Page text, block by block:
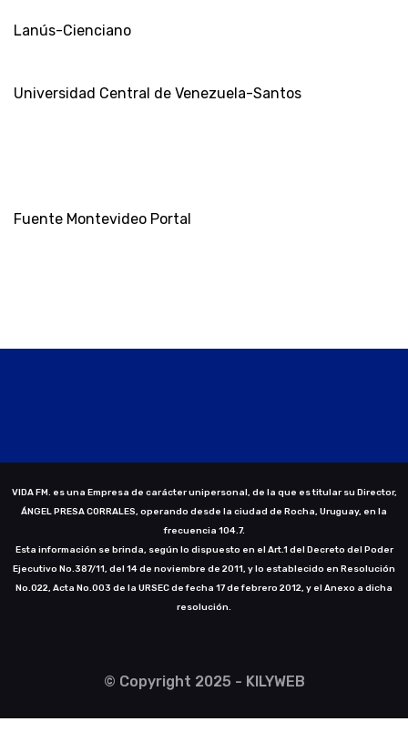
Lanús-Cienciano
Universidad Central de Venezuela-Santos
Fuente Montevideo Portal
VIDA FM. es una Empresa de carácter unipersonal, de la que es titular su Director,
ÁNGEL PRESA CORRALES, operando desde la ciudad de Rocha, Uruguay, en la
frecuencia 104.7.
Esta información se brinda, según lo dispuesto en el Art.1 del Decreto del Poder
Ejecutivo No.387/11, del 14 de noviembre de 2011, y lo establecido en Resolución
No.022, Acta No.003 de la URSEC de fecha 17 de febrero 2012, y el Anexo a dicha
resolución.
© Copyright 2025 - KILYWEB